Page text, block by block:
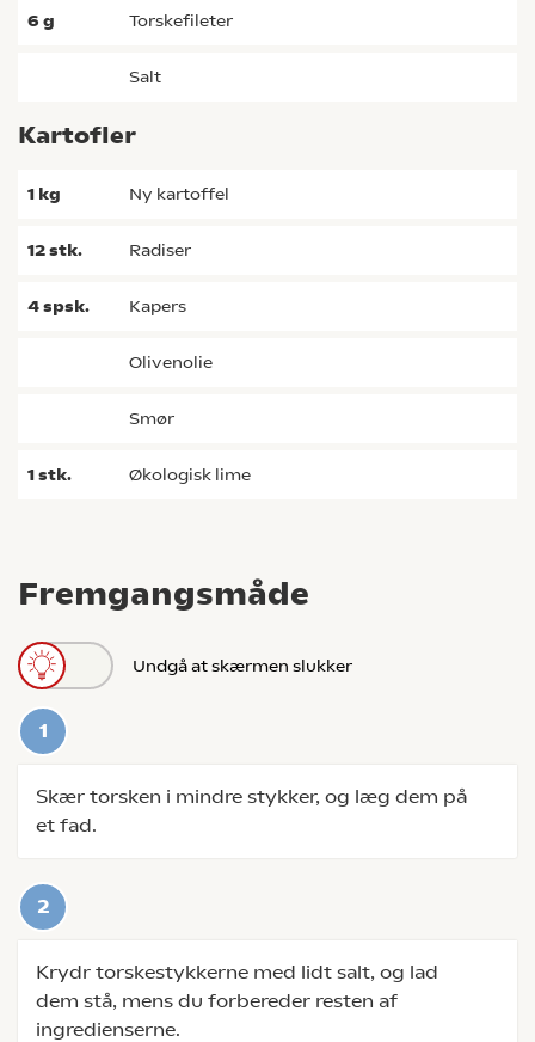
Fremgangsmåde
Undgå at skærmen slukker
Skær torsken i mindre stykker, og læg dem på
et fad.
Krydr torskestykkerne med lidt salt, og lad
dem stå, mens du forbereder resten af
ingredienserne.
6 g torskefileter
salt
Kartofler
1 kg ny kartoffel
12stk. radiser
4spsk. kapers
olivenolie
smør
1stk. økologisk lime